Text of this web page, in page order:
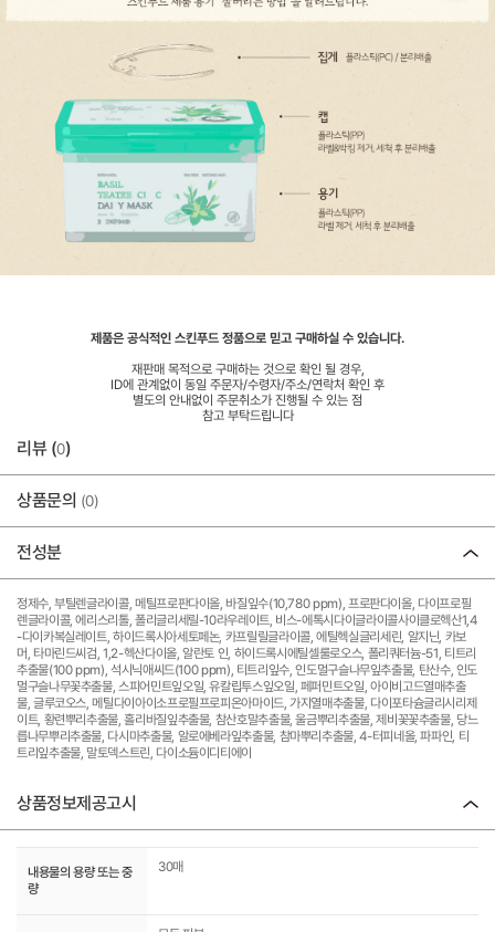
제품은 공식적인 스킨푸드 정품으로 믿고 구매하실 수 있습니다.
재판매 목적으로 구매하는 것으로 확인 될 경우,
ID에 관계없이 동일 주문자/수령자/주소/연락처 확인 후
별도의 안내없이 주문취소가 진행될 수 있는 점
참고 부탁드립니다
리뷰 (0)
상품문의 (0)
전성분
정제수, 부틸렌글라이콜, 메틸프로판다이올, 바질잎수(10,780 ppm), 프로판다이올, 다이프로필
렌글라이콜, 에리스리톨, 폴리글리세릴-10라우레이트, 비스-에톡시다이글라이콜사이클로헥산1,4
-다이카복실레이트, 하이드록시아세토페논, 카프릴릴글라이콜, 에틸헥실글리세린, 알지닌, 카보
머, 타마린드씨검, 1,2-헥산다이올, 알란토 인, 하이드록시에틸셀룰로오스, 폴리쿼터늄-51, 티트리
추출물(100 ppm), 석시닉애씨드(100 ppm), 티트리잎수, 인도멀구슬나무잎추출물, 탄산수, 인도
멀구슬나무꽃추출물, 스피어민트잎오일, 유칼립투스잎오일, 페퍼민트오일, 아이비고드열매추출
물, 글루코오스, 메틸다이아이소프로필프로피온아마이드, 가지열매추출물, 다이포타슘글리시리제
이트, 황련뿌리추출물, 홀리바질잎추출물, 참산호말추출물, 울금뿌리추출물, 제비꽃꽃추출물, 당느
릅나무뿌리추출물, 다시마추출물, 알로에베라잎추출물, 참마뿌리추출물, 4-터피네올, 파파인, 티
트리잎추출물, 말토덱스트린, 다이소듐이디티에이
상품정보제공고시
내용물의 용량 또는 중
량
30매